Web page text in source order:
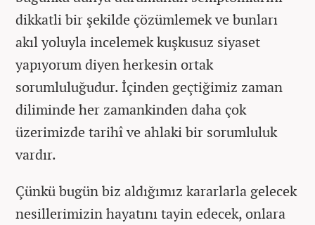
dikkatli bir şekilde çözümlemek ve bunları
akıl yoluyla incelemek kuşkusuz siyaset
yapıyorum diyen herkesin ortak
sorumluluğudur. İçinden geçtiğimiz zaman
diliminde her zamankinden daha çok
üzerimizde tarihî ve ahlaki bir sorumluluk
vardır.
Çünkü bugün biz aldığımız kararlarla gelecek
nesillerimizin hayatını tayin edecek, onlara